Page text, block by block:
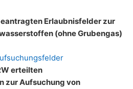
Erlaubnisfelder zur
(ohne Grubengas)
erteilten
zur Aufsuchung von